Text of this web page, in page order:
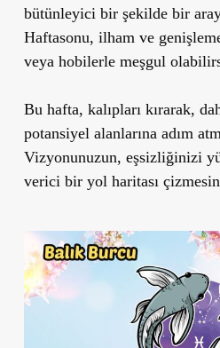
bütünleyici bir şekilde bir
Haftasonu, ilham ve
veya hobilerle meşgul
Bu hafta, kalıpları kırarak,
potansiyel alanlarına adım
Vizyonunuzun, eşsizliğinizi
verici bir yol haritası